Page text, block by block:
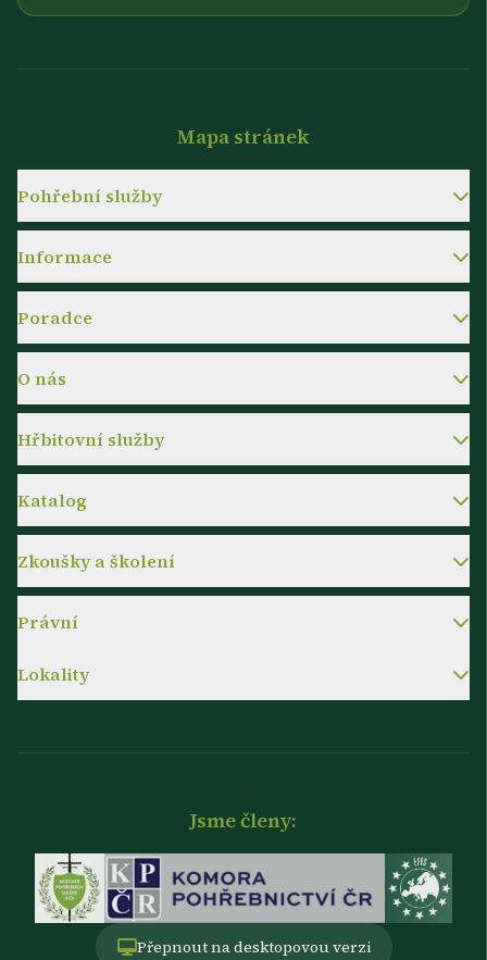
Mapa stránek
Pohřební služby
Informace
Poradce
O nás
Hřbitovní služby
Katalog
Zkoušky a školení
Právní
Lokality
Jsme členy:
Přepnout na desktopovou verzi